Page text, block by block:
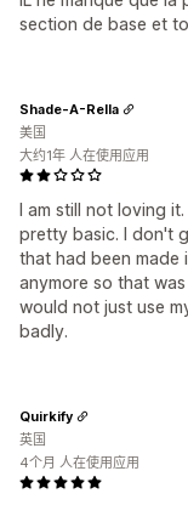
section de base et
I am still not loving
pretty basic. I don't
that had been
anymore so that
would not just use
badly.
Shade-A-Rella
美国
大约1年 人在使用应用
Quirkify
英国
4个月 人在使用应用